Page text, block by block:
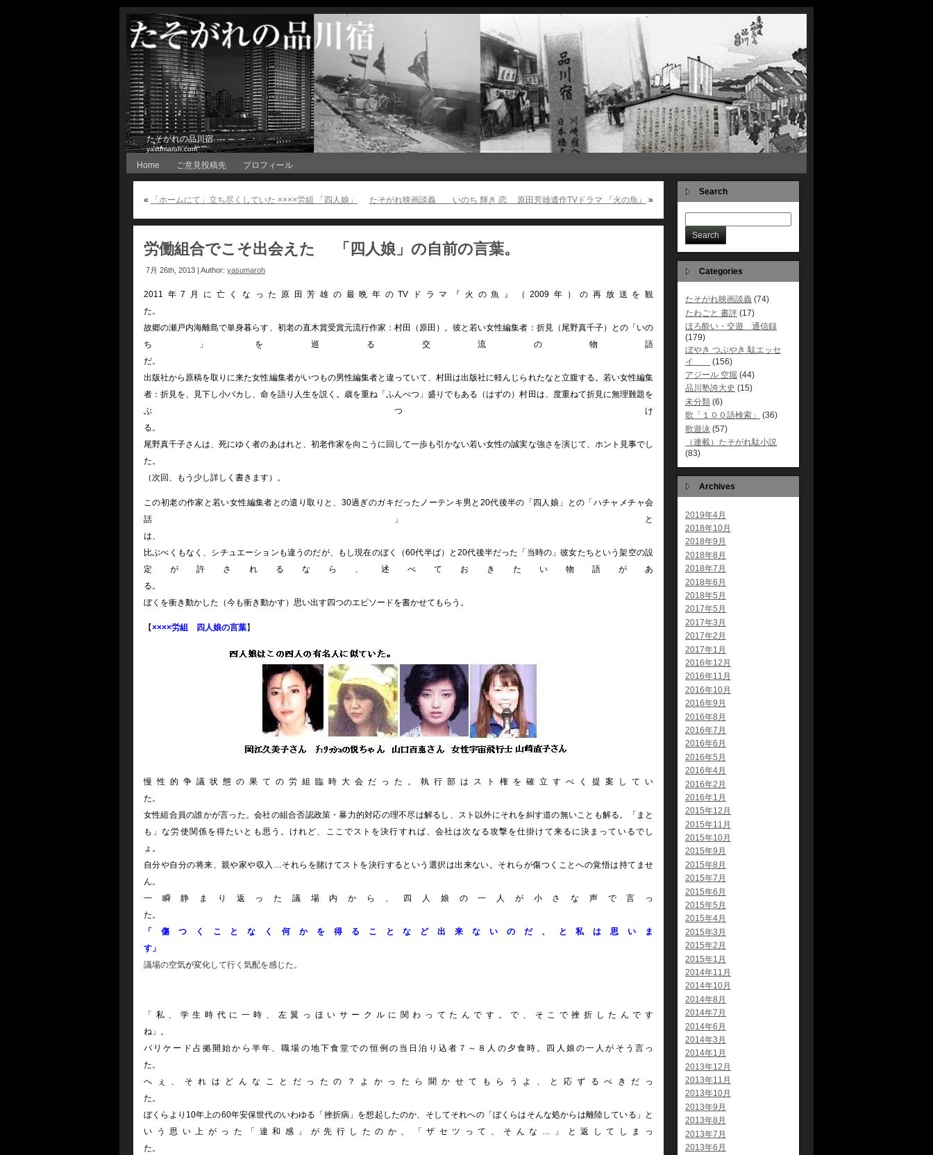
たそがれの品川宿
yasumaroh.com
Home ご意見投稿先 プロフィール
« 「ホームにて」立ち尽くしていた ××××労組 「四人娘」 たそがれ映画談義 いのち 輝き 恋 原田芳雄遺作TVドラマ 『火の魚』 »
労働組合でこそ出会えた 「四人娘」の自前の言葉。
7月 26th, 2013 | Author: yasumaroh
2011年7月に亡くなった原田芳雄の最晩年のTVドラマ『火の魚』（2009年）の再放送を観
故郷の瀬戸内海離島で単身暮らす、初老の直木賞受賞元流行作家：村田（原田）。彼と若い女性編集者：折見（尾野真千子）との「いの
ち」を巡る交流の物語
だ
出版社から原稿を取りに来た女性編集者がいつもの男性編集者と違っていて、村田は出版社に軽んじられたなと立腹する。若い女性編集
者：折見を、見下し小バカし、命を語り人生を説く。歳を重ね「ふんべつ」盛りでもある（はずの）村田は、度重ねて折見に無理難題を
ぶつけ
尾野真千子さんは、死にゆく者のあはれと、初老作家を向こうに回して一歩も引かない若い女性の誠実な強さを演じて、ホント見事でし
た
（次回、もう少し詳しく書きます）。
この初老の作家と若い女性編集者との遣り取りと、30過ぎのガキだったノーテンキ男と20代後半の「四人娘」との「ハチャメチャ会
話」と
は
比ぶべくもなく、シチュエーションも違うのだが、もし現在のぼく（60代半ば）と20代後半だった「当時の」彼女たちという架空の設
定が許されるなら、述べておきたい物語があ
る。
ぼくを衝き動かした（今も衝き動かす）思い出す四つのエピソードを書かせてもらう。
【××××労組 四人娘の言葉】
慢性的争議状態の果ての労組臨時大会だった。執行部はスト権を確立すべく提案してい
女性組合員の誰かが言った。会社の組合否認政策・暴力的対応の理不尽は解るし、スト以外にそれを糾す道の無いことも解る。「まと
も」な労使関係を得たいとも思う。けれど、ここでストを決行すれば、会社は次なる攻撃を仕掛けて来るに決まっているでし
ょ
自分や自分の将来、親や家や収入…それらを賭けてストを決行するという選択は出来ない。それらが傷つくことへの覚悟は持てませ
ん
一瞬静まり返った議場内から、四人娘の一人が小さな声で言っ
た。
「傷つくことなく何かを得ることなど出来ないのだ、と私は思いま
議場の空気が変化して行く気配を感じた。
「私、学生時代に一時、左翼っほいサークルに関わってたんです。で、そこで挫折したんです
ね
バリケード占拠開始から半年、職場の地下食堂での恒例の当日泊り込者７～８人の夕食時。四人娘の一人がそう言っ
へぇ、それはどんなことだったの？よかったら聞かせてもらうよ、と応ずるべきだっ
ぼくらより10年上の60年安保世代のいわゆる「挫折病」を想起したのか、そしてそれへの「ぼくらはそんな処からは離陸している」と
いう思い上がった「違和感」が先行したのか、「ザセツって、そんな…」と返してしまっ
た
Search
Categories
たそがれ映画談義 (74)
たわごと 書評 (17)
ほろ酔い・交遊 通信録
(179)
ぼやき つぶやき 駄エッセ
イ
(156)
アジール 空堀 (44)
品川塾誇大史 (15)
未分類 (6)
歌「１００語検索」
(36)
歌遊泳 (57)
（連載）たそがれ駄小説
(83)
Archives
2019年4月
2018年10月
2018年9月
2018年8月
2018年7月
2018年6月
2018年5月
2017年5月
2017年3月
2017年2月
2017年1月
2016年12月
2016年11月
2016年10月
2016年9月
2016年8月
2016年7月
2016年6月
2016年5月
2016年4月
2016年2月
2016年1月
2015年12月
2015年11月
2015年10月
2015年9月
2015年8月
2015年7月
2015年6月
2015年5月
2015年4月
2015年3月
2015年2月
2015年1月
2014年11月
2014年10月
2014年8月
2014年7月
2014年6月
2014年3月
2014年1月
2013年12月
2013年11月
2013年10月
2013年9月
2013年8月
2013年7月
2013年6月